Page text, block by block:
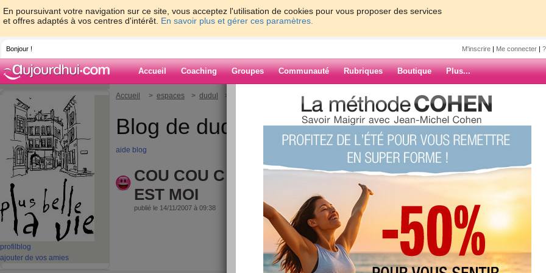
En poursuivant votre navigation sur ce site, vous acceptez l'utilisation de cookies pour vous proposer des services
et offres adaptés à vos centres d'intérêt. En savoir plus et gérer ces paramètres.
Bonjour ! M'inscrire | Me connecter |
Accueil Coaching Groupes Communauté Rubriques Boutique Plus...
profil blog
ajouter de vos amies
Accueil > espaces > dudul > COU COU C EST MO COU COU C EST MOI
Blog de dudul
aide blog
COU COU C EST MO COU COU C
EST MOI
publié le 14/11/2007 à 09:38
ARCHIVES